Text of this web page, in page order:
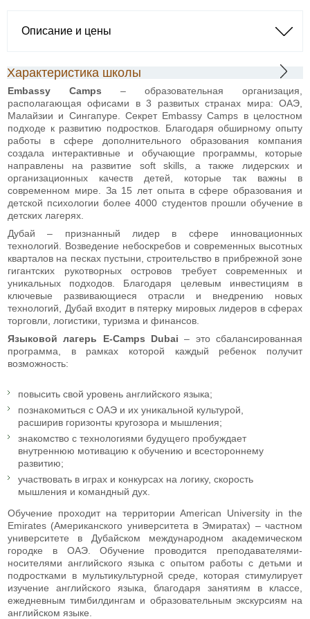
Описание и цены
Характеристика школы
Embassy Camps – образовательная организация,
располагающая офисами в 3 развитых странах мира: ОАЭ,
Малайзии и Сингапуре. Секрет Embassy Camps в целостном
подходе к развитию подростков. Благодаря обширному опыту
работы в сфере дополнительного образования компания
создала интерактивные и обучающие программы, которые
направлены на развитие soft skills, а также лидерских и
организационных качеств детей, которые так важны в
современном мире. За 15 лет опыта в сфере образования и
детской психологии более 4000 студентов прошли обучение в
детских лагерях.
Дубай – признанный лидер в сфере инновационных
технологий. Возведение небоскребов и современных высотных
кварталов на песках пустыни, строительство в прибрежной зоне
гигантских рукотворных островов требует современных и
уникальных подходов. Благодаря целевым инвестициям в
ключевые развивающиеся отрасли и внедрению новых
технологий, Дубай входит в пятерку мировых лидеров в сферах
торговли, логистики, туризма и финансов.
Языковой лагерь E-Camps Dubai– это сбалансированная
программа, в рамках которой каждый ребенок получит
возможность:
повысить свой уровень английского языка;
познакомиться с ОАЭ и их уникальной культурой,
расширив горизонты кругозора и мышления;
знакомство с технологиями будущего пробуждает
внутреннюю мотивацию к обучению и всестороннему
развитию;
участвовать в играх и конкурсах на логику, скорость
мышления и командный дух.
Обучение проходит на территории American University in the
Emirates (Американского университета в Эмиратах) – частном
университете в Дубайском международном академическом
городке в ОАЭ. Обучение проводится преподавателями-
носителями английского языка с опытом работы с детьми и
подростками в мультикультурной среде, которая стимулирует
изучение английского языка, благодаря занятиям в классе,
ежедневным тимбилдингам и образовательным экскурсиям на
английском языке.